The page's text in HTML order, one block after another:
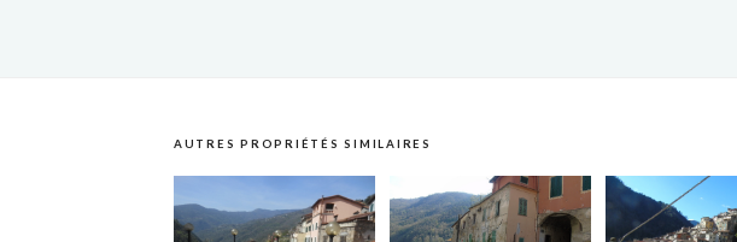
AUTRES PROPRIÉTÉS SIMILAIRES